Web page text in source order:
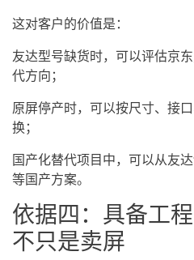
这对客户的价值是：
友达型号缺货时，可以评估京
代方向；
原屏停产时，可以按尺寸、接
换；
国产化替代项目中，可以从友
等国产方案。
依据四：具备工程
不只是卖屏